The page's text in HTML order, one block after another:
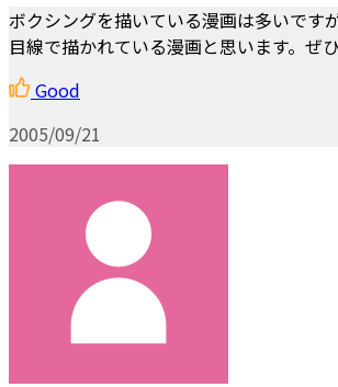
ボクシングを描いている漫画は多いです
目線で描かれている漫画と思います。ぜ
Good
2005/09/21